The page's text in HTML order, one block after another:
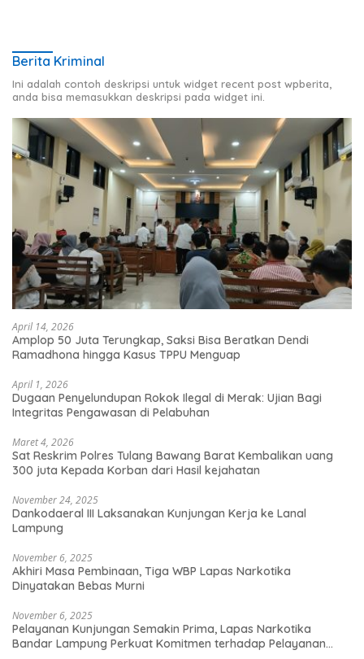
Berita Kriminal
Ini adalah contoh deskripsi untuk widget recent post wpberita,
anda bisa memasukkan deskripsi pada widget ini.
April 14, 2026
Amplop 50 Juta Terungkap, Saksi Bisa Beratkan Dendi
Ramadhona hingga Kasus TPPU Menguap
April 1, 2026
Dugaan Penyelundupan Rokok Ilegal di Merak: Ujian Bagi
Integritas Pengawasan di Pelabuhan
Maret 4, 2026
Sat Reskrim Polres Tulang Bawang Barat Kembalikan uang
300 juta Kepada Korban dari Hasil kejahatan
November 24, 2025
Dankodaeral III Laksanakan Kunjungan Kerja ke Lanal
Lampung
November 6, 2025
Akhiri Masa Pembinaan, Tiga WBP Lapas Narkotika
Dinyatakan Bebas Murni
November 6, 2025
Pelayanan Kunjungan Semakin Prima, Lapas Narkotika
Bandar Lampung Perkuat Komitmen terhadap Pelayanan